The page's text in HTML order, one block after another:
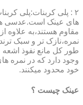
۲ : پلی کربنات:پلی
های عینک است.عدسی
مقاوم هستند،به
نمره،نازک تر و سبک
طور کل مانع نفوذ اشعه
وجود دارد که در نمره
خود محدود میکنند.
عینک چیست ؟